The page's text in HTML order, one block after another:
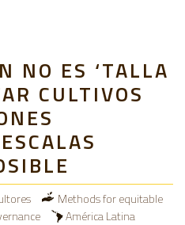
NO ES ‘TALLA
CULTIVOS
Methods for equitable
América Latina